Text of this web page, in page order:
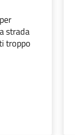
strada
troppo